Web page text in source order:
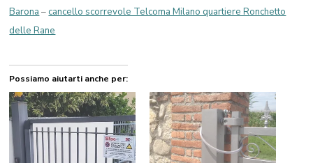
Barona –cancello scorrevole Telcoma Milano quartiere Ronchetto
delle Rane
Possiamo aiutarti anche per: